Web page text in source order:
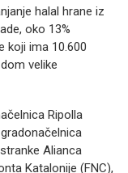
halal hrane iz
oko 13%
koji ima 10.600
velike
Ripolla
Alianca
Katalonije (FNC),